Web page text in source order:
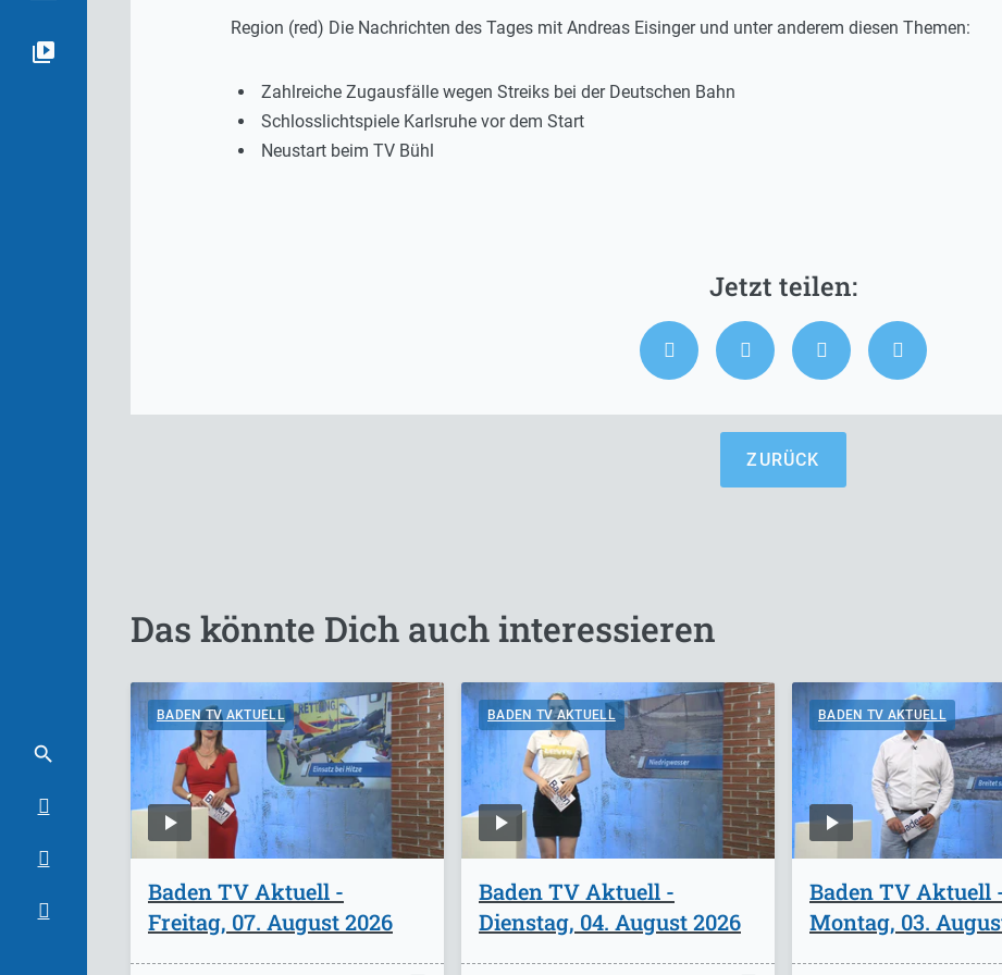
Region (red) Die Nachrichten des Tages mit Andreas Eisinger und unter anderem diesen Themen:
Zahlreiche Zugausfälle wegen Streiks bei der Deutschen Bahn
Schlosslichtspiele Karlsruhe vor dem Start
Neustart beim TV Bühl
ZURÜCK
Das könnte Dich auch interessieren
BADEN TV AKTUELL
Baden TV Aktuell -
Freitag, 07. August 2026
BADEN TV AKTUELL
Baden TV Aktuell -
Dienstag, 04. August 2026
BADEN TV AKTUELL
Baden TV Aktuell
Montag, 03.